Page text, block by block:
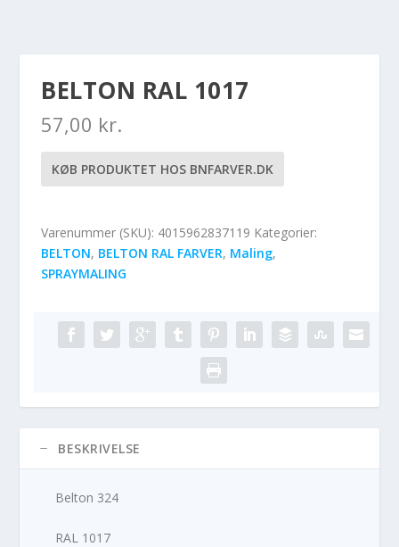
BELTON RAL 1017
57,00 kr.
KØB PRODUKTET HOS BNFARVER.DK
Varenummer (SKU): 4015962837119 Kategorier:
BELTON, BELTON RAL FARVER, Maling,
SPRAYMALING
BESKRIVELSE
Belton 324
RAL 1017